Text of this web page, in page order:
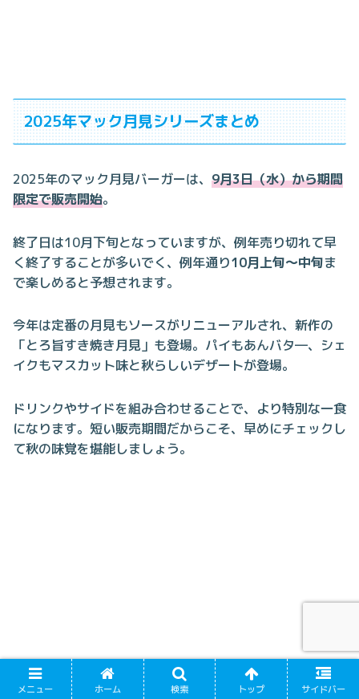
2025年マック月見シリーズまとめ
2025年のマック月見バーガーは、 9月3日（水）から期間
限定で販売開始。
終了日は10月下旬となっていますが、例年売り切れて早
く終了することが多いでく、例年通り10月上旬〜中旬ま
で楽しめると予想されます。
今年は定番の月見もソースがリニューアルされ、新作の
「とろ旨すき焼き月見」も登場。パイもあんバタ―、シェ
イクもマスカット味と秋らしいデザートが登場。
ドリンクやサイドを組み合わせることで、より特別な一食
になります。短い販売期間だからこそ、早めにチェックし
て秋の味覚を堪能しましょう。
メニュー ホーム 検索 トップ サイドバー